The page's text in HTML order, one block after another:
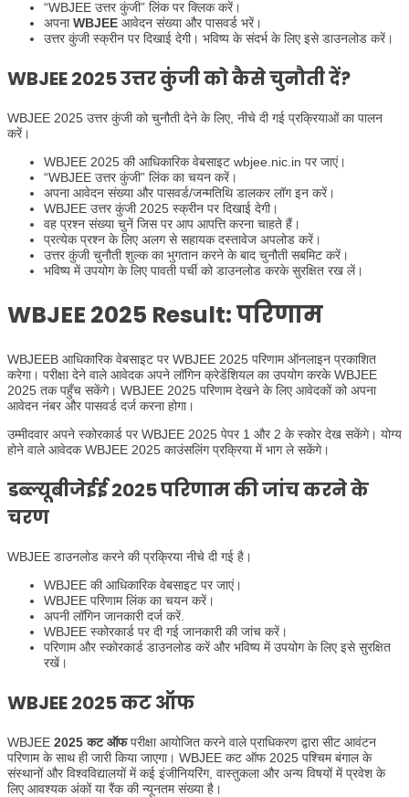
“WBJEE उत्तर कुंजी” लिंक पर क्लिक करें।
अपनाWBJEE आवेदन संख्या और पासवर्ड भरें।
उत्तर कुंजी स्क्रीन पर दिखाई देगी। भविष्य के संदर्भ के लिए इसे डाउनलोड करें।
WBJEE2025 उत्तर कुंजी को कैसे चुनौती दें?
WBJEE 2025 उत्तर कुंजी को चुनौती देने के लिए, नीचे दी गई प्रक्रियाओं का पालन
करें।
WBJEE 2025 की आधिकारिक वेबसाइट wbjee.nic.in पर जाएं।
“WBJEE उत्तर कुंजी” लिंक का चयन करें।
अपना आवेदन संख्या और पासवर्ड/जन्मतिथि डालकर लॉग इन करें।
WBJEE उत्तर कुंजी 2025 स्क्रीन पर दिखाई देगी।
वह प्रश्न संख्या चुनें जिस पर आप आपत्ति करना चाहते हैं।
प्रत्येक प्रश्न के लिए अलग से सहायक दस्तावेज अपलोड करें।
उत्तर कुंजी चुनौती शुल्क का भुगतान करने के बाद चुनौती सबमिट करें।
भविष्य में उपयोग के लिए पावती पर्ची को डाउनलोड करके सुरक्षित रख लें।
WBJEE 2025 Result: परिणाम
WBJEEB आधिकारिक वेबसाइट पर WBJEE 2025 परिणाम ऑनलाइन प्रकाशित
करेगा। परीक्षा देने वाले आवेदक अपने लॉगिन क्रेडेंशियल का उपयोग करके WBJEE
2025 तक पहुँच सकेंगे। WBJEE 2025 परिणाम देखने के लिए आवेदकों को अपना
आवेदन नंबर और पासवर्ड दर्ज करना होगा।
उम्मीदवार अपने स्कोरकार्ड पर WBJEE 2025 पेपर 1 और 2 के स्कोर देख सकेंगे। योग्य
होने वाले आवेदक WBJEE 2025 काउंसलिंग प्रक्रिया में भाग ले सकेंगे।
डब्ल्यूबीजेईई2025 परिणाम की जांच करने के
चरण
WBJEE डाउनलोड करने की प्रक्रिया नीचे दी गई है।
WBJEE की आधिकारिक वेबसाइट पर जाएं।
WBJEE परिणाम लिंक का चयन करें।
अपनी लॉगिन जानकारी दर्ज करें.
WBJEE स्कोरकार्ड पर दी गई जानकारी की जांच करें।
परिणाम और स्कोरकार्ड डाउनलोड करें और भविष्य में उपयोग के लिए इसे सुरक्षित
रखें।
WBJEE2025 कट ऑफ
WBJEE 2025 कट ऑफपरीक्षा आयोजित करने वाले प्राधिकरण द्वारा सीट आवंटन
परिणाम के साथ ही जारी किया जाएगा। WBJEE कट ऑफ 2025 पश्चिम बंगाल के
संस्थानों और विश्वविद्यालयों में कई इंजीनियरिंग, वास्तुकला और अन्य विषयों में प्रवेश के
लिए आवश्यक अंकों या रैंक की न्यूनतम संख्या है।